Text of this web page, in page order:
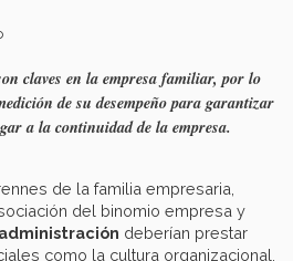
claves en la empresa familiar, por lo
de su desempeño para garantizar
a la continuidad de la empresa.
de la familia empresaria,
del binomio empresa y
deberían prestar
como la cultura organizacional,